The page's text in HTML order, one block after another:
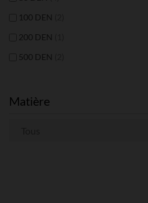
100 DEN
200 DEN
500 DEN
Matière